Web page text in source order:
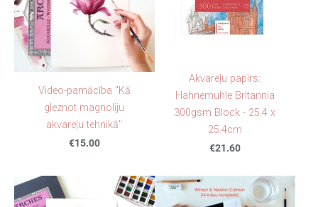
Video-pamācība "Kā
gleznot magnoliju
akvareļu tehnikā"
€15.00
Akvareļu papīrs:
Hahnemuhle Britannia
300gsm Block - 25.4 x
25.4cm
€21.60